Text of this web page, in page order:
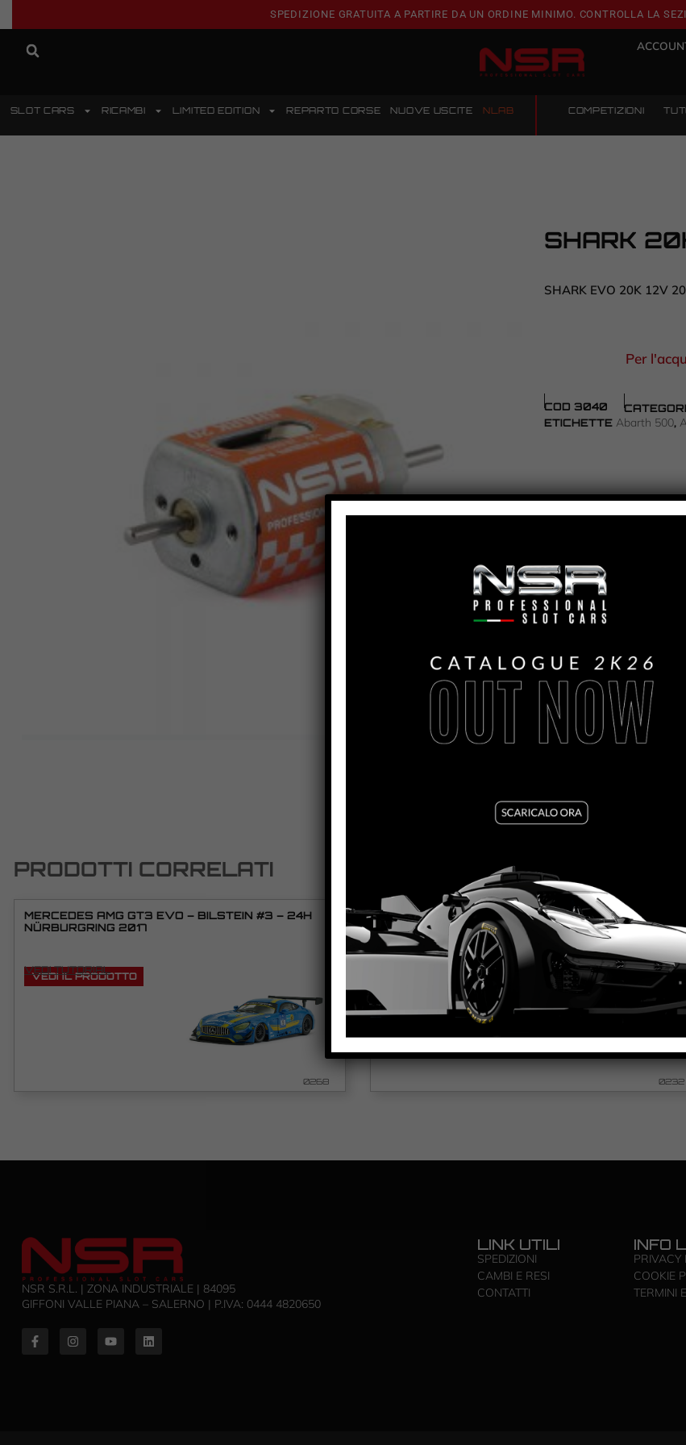
SPEDIZIONE GRATUITA A PARTIRE DA UN ORDINE MINIMO. CONTROLLA LA
SLOT CARS RICAMBI LIMITED EDITION REPARTO CORSE NUOVE USCITE NLAB COMPETIZIONI
SHARK
SHARK EVO 20K 12V
Per
COD 3040
ETICHETTE Abarth 500,
PRODOTTI CORRELATI
MERCEDES AMG GT3 EVO – BILSTEIN #3 – 24H
NÜRBURGRING 2017
VEDI TUTORIAL
VEDI IL PRODOTTO
0268
MERCEDES AMG GT3 – MARTINI RACING #32 –
BLACK
VEDI TUTORIAL
VEDI IL PRODOTTO
0232
NSR S.R.L. | ZONA INDUSTRIALE | 84095
GIFFONI VALLE PIANA – SALERNO | P.IVA: ‭0444 4820650‬
LINK UTILI
SPEDIZIONI
CAMBI E RESI
CONTATTI
INFO
PRIVACY
COOKIE
TERMINI